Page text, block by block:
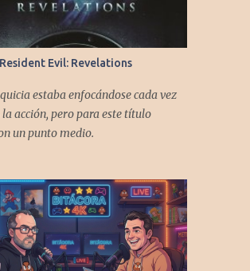
Evil: Revelations
estaba enfocándose cada vez
la acción, pero para este título
un punto medio.